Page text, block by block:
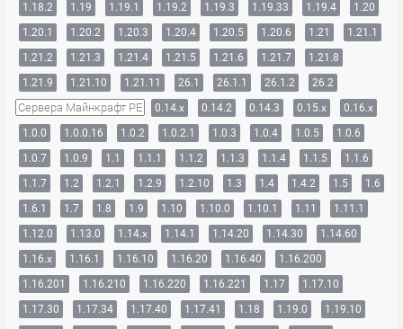
1.18.2
1.19 1.19.1 1.19.2 1.19.3 1.19.33 1.19.4
1.20
1.20.1
1.20.2 1.20.3 1.20.4 1.20.5 1.20.6 1.21
1.21.1
1.21.2
1.21.3 1.21.4 1.21.5 1.21.6 1.21.7
1.21.8
1.21.9
1.21.10 1.21.11 26.1 26.1.1 26.1.2 26.2
Сервера Майнкрафт PE 0.14.x 0.14.2 0.14.3 0.15.x
0.16.x
1.0.0
1.0.0.16 1.0.2 1.0.2.1 1.0.3 1.0.4 1.0.5
1.0.6
1.0.7
1.0.9 1.1 1.1.1 1.1.2 1.1.3 1.1.4 1.1.5
1.1.6
1.1.7
1.2 1.2.1 1.2.9 1.2.10 1.3 1.4 1.4.2 1.5
1.6
1.6.1
1.7 1.8 1.9 1.10 1.10.0 1.10.1 1.11
1.11.1
1.12.0
1.13.0 1.14.x 1.14.1 1.14.20 1.14.30
1.14.60
1.16.x
1.16.1 1.16.10 1.16.20 1.16.40
1.16.200
1.16.201
1.16.210 1.16.220 1.16.221 1.17
1.17.10
1.17.30
1.17.34 1.17.40 1.17.41 1.18 1.19.0
1.19.10